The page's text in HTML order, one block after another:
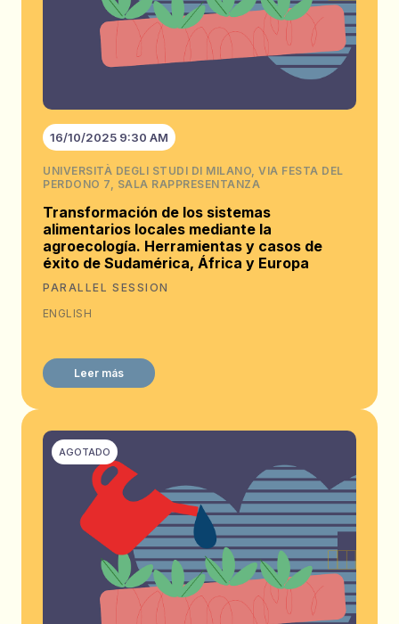
16/10/2025 9:30 AM
UNIVERSITÀ DEGLI STUDI DI MILANO, VIA FESTA DEL
PERDONO 7, SALA RAPPRESENTANZA
Transformación de los sistemas
alimentarios locales mediante la
agroecología. Herramientas y casos de
éxito de Sudamérica, África y Europa
PARALLEL SESSION
ENGLISH
Leer más
AGOTADO